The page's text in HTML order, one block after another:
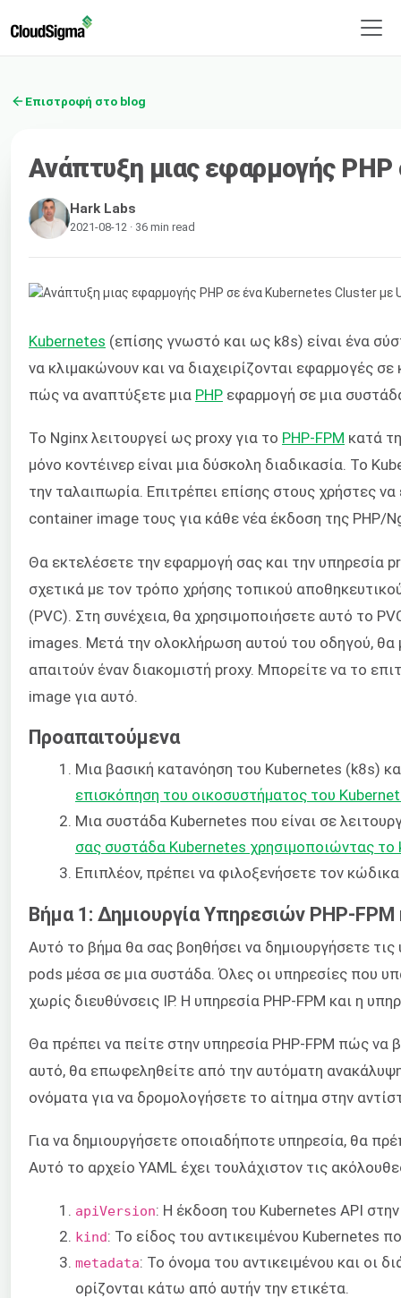
Επιστροφή στο blog
Ανάπτυξη μιας εφαρμογής
Hark Labs
2021-08-12 · 36 min read
Kubernetes (επίσης γνωστό και ως k8s) είναι ένα
να κλιμακώνουν και να διαχειρίζονται εφαρμογές
πώς να αναπτύξετε μια PHP εφαρμογή σε μια
Το Nginx λειτουργεί ως proxy για το PHP-FPM κατά
μόνο κοντέινερ είναι μια δύσκολη διαδικασία. Το
την ταλαιπωρία. Επιτρέπει επίσης στους χρήστες
container image τους για κάθε νέα έκδοση της PHP/
Θα εκτελέσετε την εφαρμογή σας και την υπηρεσία
σχετικά με τον τρόπο χρήσης τοπικού
(PVC). Στη συνέχεια, θα χρησιμοποιήσετε αυτό το
images. Μετά την ολοκλήρωση αυτού του οδηγού, θα
απαιτούν έναν διακομιστή proxy. Μπορείτε να το
image για αυτό.
Προαπαιτούμενα
Μια βασική κατανόηση του Kubernetes (k8s)
επισκόπηση του οικοσυστήματος του
Μια συστάδα Kubernetes που είναι σε
σας συστάδα Kubernetes χρησιμοποιώντας το
Επιπλέον, πρέπει να φιλοξενήσετε τον
Βήμα 1: Δημιουργία Υπηρεσιών PHP-FPM
Αυτό το βήμα θα σας βοηθήσει να δημιουργήσετε
pods μέσα σε μια συστάδα. Όλες οι υπηρεσίες που
χωρίς διευθύνσεις IP. Η υπηρεσία PHP-FPM και η
Θα πρέπει να πείτε στην υπηρεσία PHP-FPM πώς να
αυτό, θα επωφεληθείτε από την αυτόματη
ονόματα για να δρομολογήσετε το αίτημα στην
Για να δημιουργήσετε οποιαδήποτε υπηρεσία, θα
Αυτό το αρχείο YAML έχει τουλάχιστον τις
apiVersion: Η έκδοση του Kubernetes API
kind: Το είδος του αντικειμένου Kubernetes
metadata: Το όνομα του αντικειμένου και οι
ορίζονται κάτω από αυτήν την ετικέτα.